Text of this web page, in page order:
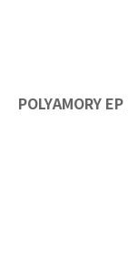
POLYAMORY